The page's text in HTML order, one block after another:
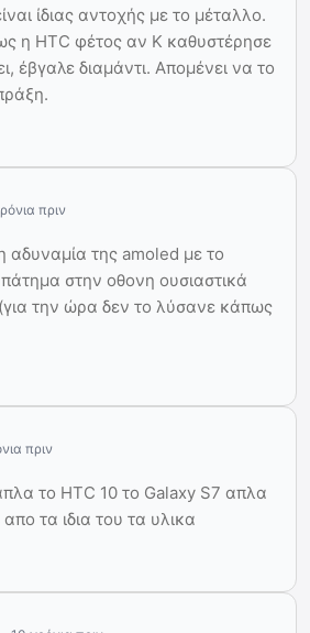
ίδιας αντοχής με το μέταλλο.
η HTC φέτος αν Κ καθυστέρησε
έβγαλε διαμάντι. Απομένει να το
πριν
αδυναμία της amoled με το
στην οθονη ουσιαστικά
(για την ώρα δεν το λύσανε κάπως
πριν
το HTC 10 το Galaxy S7 απλα
τα ιδια του τα υλικα